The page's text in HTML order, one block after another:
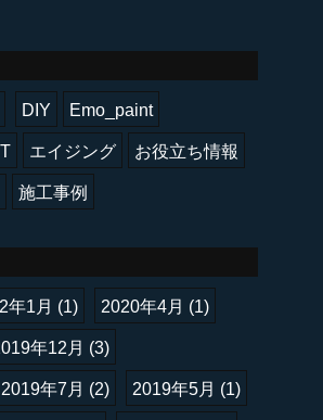
DIY Emo_paint
エイジング お役立ち情報
施工事例
年1月 (1) 2020年4月 (1)
年12月 (3)
2019年7月 (2) 2019年5月 (1)